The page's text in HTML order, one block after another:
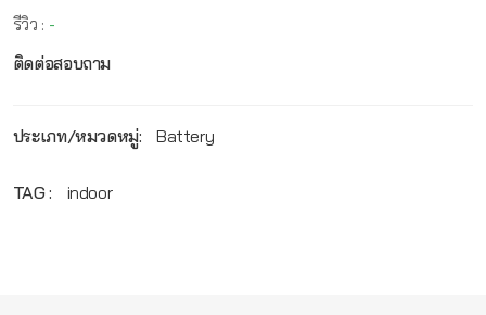
รีวิว : -
ติดต่อสอบถาม
ประเภท/หมวดหมู่: Battery
TAG : indoor